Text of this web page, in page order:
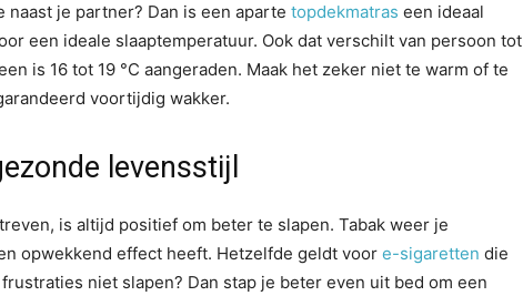
naast je partner? Dan is een aparte topdekmatras een ideaal
een ideale slaaptemperatuur. Ook dat verschilt van persoon tot
is 16 tot 19 °C aangeraden. Maak het zeker niet te warm of te
voortijdig wakker.
levensstijl
is altijd positief om beter te slapen. Tabak weer je
opwekkend effect heeft. Hetzelfde geldt voor e-sigaretten die
niet slapen? Dan stap je beter even uit bed om een